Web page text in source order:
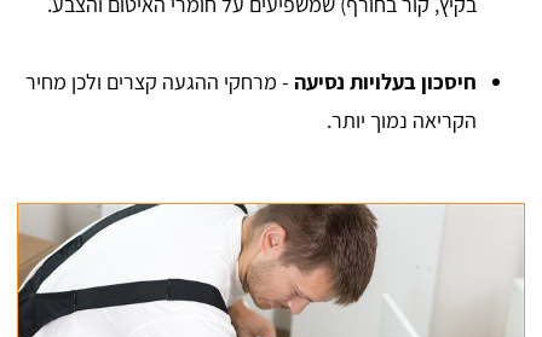
חיסכון בעלויות נסיעה - מרחקי ההגעה קצרים ולכן מחיר
הקריאה נמוך יותר.